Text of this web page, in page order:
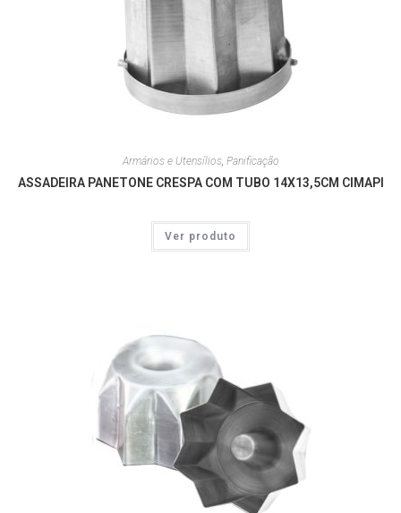
Armários e Utensílios, Panificação
ASSADEIRA PANETONE CRESPA COM TUBO 14X13,5CM CIMAPI
Ver produto